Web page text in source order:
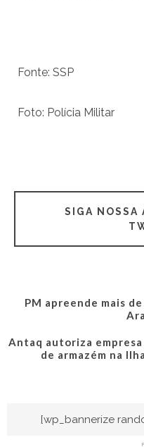
Fonte: SSP
Foto: Polícia Militar
SIGA NOSSA
PM apreende mais
Antaq autoriza
de armazém na
[wp_bannerize